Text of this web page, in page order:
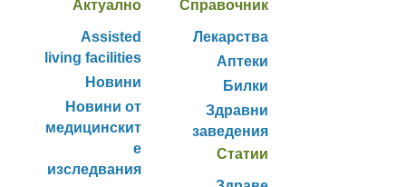
Актуално
Assisted
living facilities
Новини
Новини от
медицинскит
е
изследвания
Справочник
Лекарства
Аптеки
Билки
Здравни
заведения
Статии